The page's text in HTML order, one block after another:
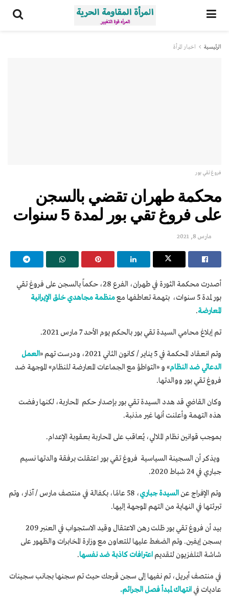
الرئيسية اخبار المرأة
فروغ تقي بور
محكمة طهران تقضي بالسجن
على فروغ تقي بور لمدة 5 سنوات
مارس 8, 2021
أصدرت محكمة الثورة في طهران، الفرع 28، حكماً بالسجن على فروغ تقي
بور لمدة 5 سنوات، بتهمة تعاطفها مع
منظمة مجاهدي خلق الإيرانية
المعارضة.
تم إبلاغ محامي السيدة تقي بور بالحكم يوم الأحد 7 مارس 2021.
وتم انعقاد المحكمة في 5 يناير / كانون الثاني 2021، ودرست تهم «
العمل
الدعائي ضد النظام» و «التواطؤ مع الجماعات المعارضة للنظام» الموجهة ضد
فروغ تقي بور ووالدتها.
وكان القاضي قد هدد السيدة تقي بور بإصدار حكم المحاربة، لكنها رفضت
هذه التهمة وأعلنت أنها غير مذنبة.
بموجب قوانين نظام الملالي، يُعاقب على المحاربة بعقوبة الإعدام.
ويذكر أن السجينة السياسية فروغ تقي بور اعتقلت برفقة والدتها نسيم
جباري في 24 شباط 2020.
وتم الإفراج عن السيدة جباري
، 58 عامًا، بكفالة في منتصف مارس / آذار، وتم
تبرئتها في النهاية من التهم الموجهة إليها.
بيد أن فروغ تقي بور ظلت رهن الاعتقال وقيد الاستجواب في العنبر 209
بسجن إيفين. وتم الضغط عليها للتعاون مع وزارة المخابرات والظهور على
شاشة التلفزيون لتقديم اعترافات كاذبة ضد نفسها.
في منتصف أبريل، تم نفيها إلى سجن قرجك حيث تم سجنها بجانب سجينات
عاديات في انتهاك لمبدأ فصل الجرائم.